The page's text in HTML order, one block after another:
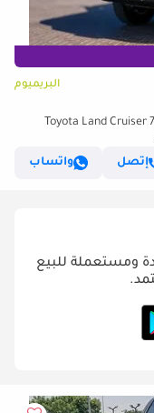
البريميوم
إتصل
واتساب
سيارة جديدة ومستعملة للبيع